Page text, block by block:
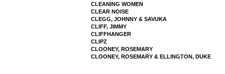
CLEANING WOMEN
CLEAR NOISE
CLEGG, JOHNNY & SAVUKA
CLIFF, JIMMY
CLIFFHANGER
CLIPZ
CLOONEY, ROSEMARY
CLOONEY, ROSEMARY & ELLINGTON, DUKE